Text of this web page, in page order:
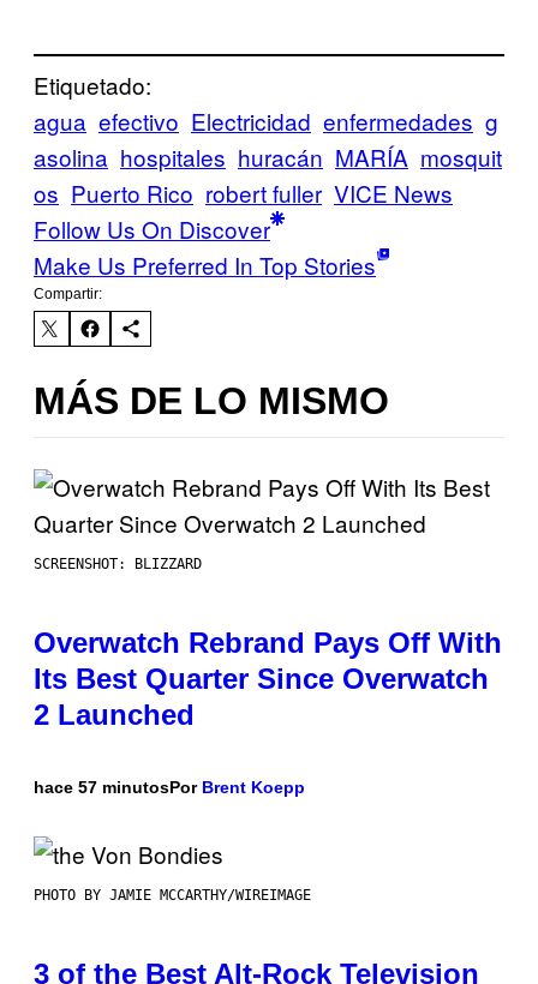
Etiquetado:
agua efectivo Electricidad enfermedades g
asolina hospitales huracán MARÍA mosquit
os Puerto Rico robert fuller VICE News
Follow Us On Discover
Make Us Preferred In Top Stories
Compartir:
MÁS DE LO MISMO
SCREENSHOT: BLIZZARD
Overwatch Rebrand Pays Off With
Its Best Quarter Since Overwatch
2 Launched
hace 57 minutosPor Brent Koepp
PHOTO BY JAMIE MCCARTHY/WIREIMAGE
3 of the Best Alt-Rock Television